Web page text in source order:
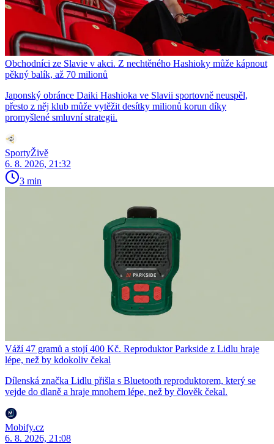
Obchodníci ze Slavie v akci. Z nechtěného Hashioky může kápnout
pěkný balík, až 70 milionů
Japonský obránce Daiki Hashioka ve Slavii sportovně neuspěl,
přesto z něj klub může vytěžit desítky milionů korun díky
promyšlené smluvní strategii.
SportyŽivě
6. 8. 2026, 21:32
3 min
Váží 47 gramů a stojí 400 Kč. Reproduktor Parkside z Lidlu hraje
lépe, než by kdokoliv čekal
Dílenská značka Lidlu přišla s Bluetooth reproduktorem, který se
vejde do dlaně a hraje mnohem lépe, než by člověk čekal.
Mobify.cz
6. 8. 2026, 21:08